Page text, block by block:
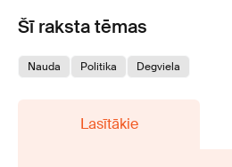
Šī raksta tēmas
Nauda Politika Degviela
Lasītākie